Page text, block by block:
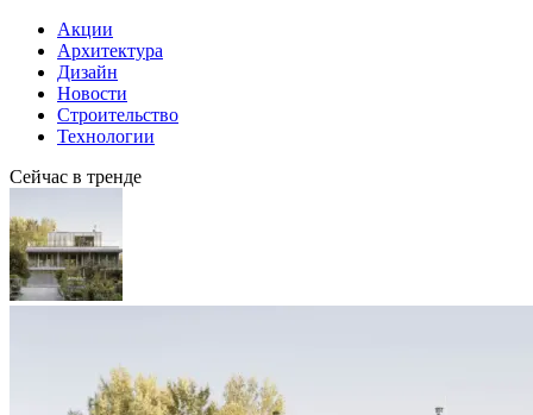
Акции
Архитектура
Дизайн
Новости
Строительство
Технологии
Сейчас в тренде